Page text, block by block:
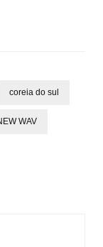
coreia do sul
WAV